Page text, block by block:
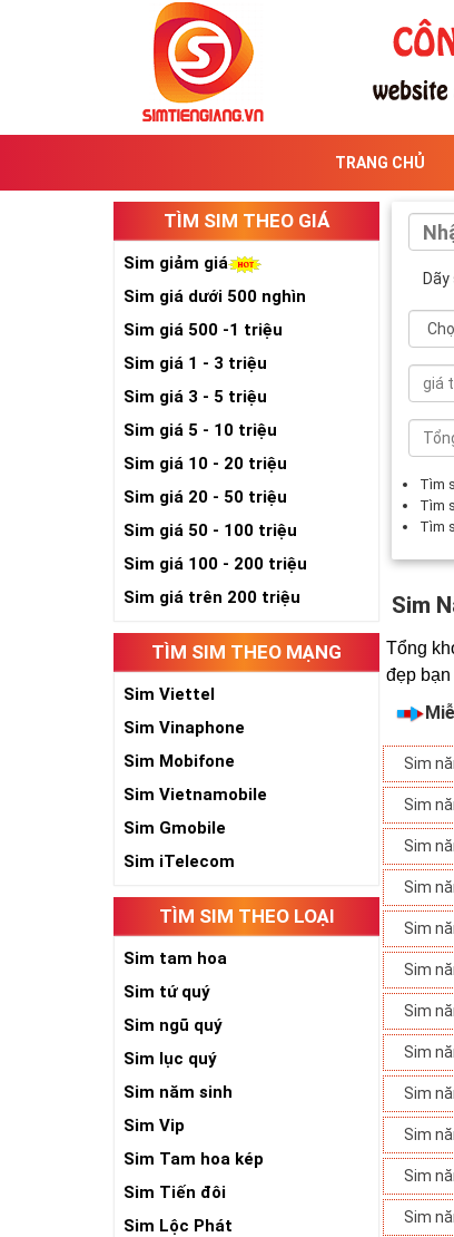
TRANG CHỦ
TÌM SIM THEO GIÁ
Sim giảm giá
Sim giá dưới 500 nghìn
Sim giá 500 -1 triệu
Sim giá 1 - 3 triệu
Sim giá 3 - 5 triệu
Sim giá 5 - 10 triệu
Sim giá 10 - 20 triệu
Sim giá 20 - 50 triệu
Sim giá 50 - 100 triệu
Sim giá 100 - 200 triệu
Sim giá trên 200 triệu
TÌM SIM THEO MẠNG
Sim Viettel
Sim Vinaphone
Sim Mobifone
Sim Vietnamobile
Sim Gmobile
Sim iTelecom
TÌM SIM THEO LOẠI
Sim tam hoa
Sim tứ quý
Sim ngũ quý
Sim lục quý
Sim năm sinh
Sim Vip
Sim Tam hoa kép
Sim Tiến đôi
Sim Lộc Phát
Tìm
Tìm
Tìm
Sim
Tổng
đẹp
Sim
Sim
Sim
Sim
Sim
Sim
Sim
Sim
Sim
Sim
Sim
Sim